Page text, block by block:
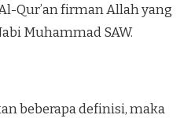
Qur’an firman Allah yang
Muhammad SAW.
beberapa definisi, maka